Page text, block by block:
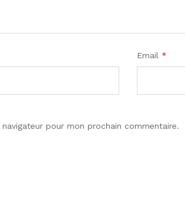
Email *
pour mon prochain commentaire.